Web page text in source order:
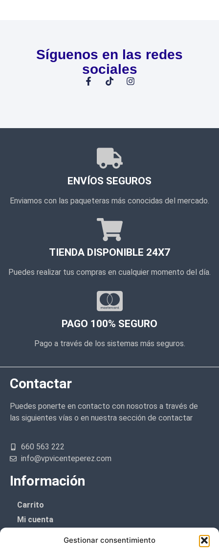
Gestionar consentimiento
Síguenos en las redes
sociales
ENVÍOS SEGUROS
Enviamos con las paqueteras más conocidas del mercado.
TIENDA DISPONIBLE 24X7
Puedes realizar tus compras en cualquier momento del día.
PAGO 100% SEGURO
Pago a través de los sistemas más seguros.
Contactar
Puedes ponerte en contacto con nosotros a través de
las siguientes vías o en nuestra sección de contactar
660 563 222
info@vpvicenteperez.com
Información
Carrito
Mi cuenta